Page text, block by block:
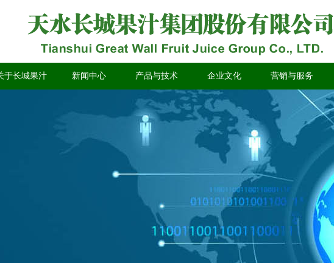
于长城果汁 新闻中心 产品与技术 企业文化 营销与服务